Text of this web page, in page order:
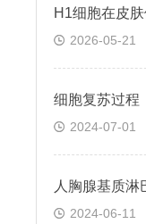
2026-05-21
细胞复苏过程
2024-07-01
2024-06-11